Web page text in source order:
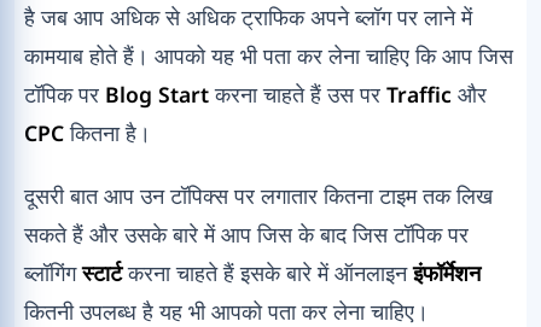
है जब आप अधिक से अधिक ट्राफिक अपने ब्लॉग पर लाने में
कामयाब होते हैं। आपको यह भी पता कर लेना चाहिए कि आप जिस
टॉपिक पर Blog Startकरना चाहते हैं उस पर Traffic और
CPCकितना है।
दूसरी बात आप उन टॉपिक्स पर लगातार कितना टाइम तक लिख
सकते हैं और उसके बारे में आप जिस के बाद जिस टॉपिक पर
ब्लॉगिंगस्टार्टकरना चाहते हैं इसके बारे में ऑनलाइनइंफॉर्मेशन
कितनी उपलब्ध है यह भी आपको पता कर लेना चाहिए।